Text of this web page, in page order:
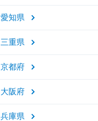
愛知県
三重県
京都府
大阪府
兵庫県